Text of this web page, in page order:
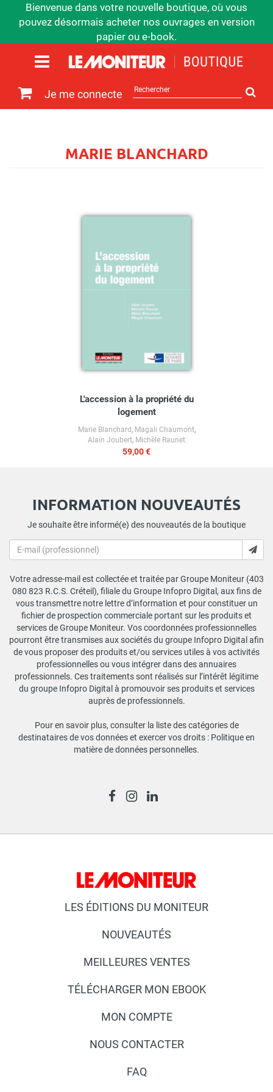
Bienvenue dans votre nouvelle boutique, où vous
pouvez désormais acheter nos ouvrages en version
papier ou e-book.
Je me connecte
sur
le
MARIE BLANCHARD
L'accession à la propriété du
logement
Marie Blanchard, Magali Chaumont,
Alain Joubert, Michèle Raunet
59,00 €
INFORMATION NOUVEAUTÉS
Je souhaite être informé(e) des nouveautés de la boutique
Votre adresse-mail est collectée et traitée par Groupe Moniteur (403
080 823 R.C.S. Créteil), filiale du Groupe Infopro Digital, aux fins de
vous transmettre notre lettre d’information et pour constituer un
fichier de prospection commerciale portant sur les produits et
services de Groupe Moniteur. Vos coordonnées professionnelles
pourront être transmises aux sociétés du groupe Infopro Digital afin
de vous proposer des produits et/ou services utiles à vos activités
professionnelles ou vous intégrer dans des annuaires
professionnels. Ces traitements sont réalisés sur l’intérêt légitime
du groupe Infopro Digital à promouvoir ses produits et services
auprès de professionnels.
Pour en savoir plus, consulter la liste des catégories de
destinataires de vos données et exercer vos droits : Politique en
matière de données personnelles.
LES ÉDITIONS DU MONITEUR
NOUVEAUTÉS
MEILLEURES VENTES
TÉLÉCHARGER MON EBOOK
MON COMPTE
NOUS CONTACTER
FAQ